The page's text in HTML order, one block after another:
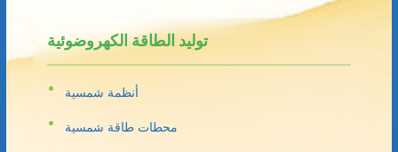
توليد الطاقة الكهروضوئية
أنظمة شمسية
محطات طاقة شمسية